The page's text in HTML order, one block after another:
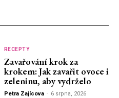
RECEPTY
Zavařování krok za
krokem: Jak zavařit ovoce i
zeleninu, aby vydrželo
Petra Zajícova - 6 srpna, 2026